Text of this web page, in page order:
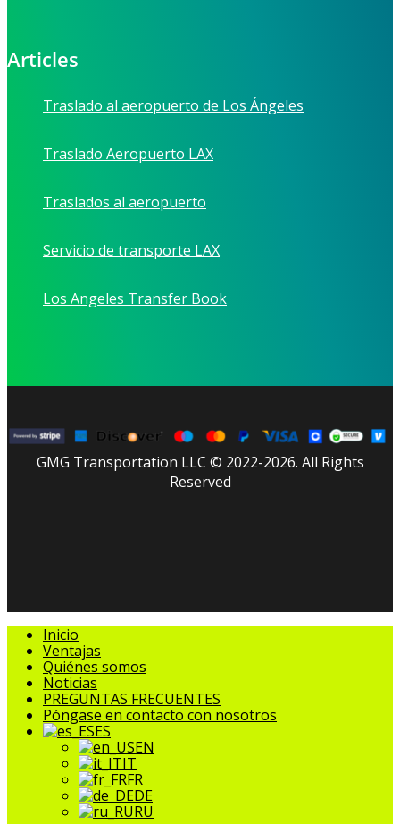
Articles
Traslado al aeropuerto de Los Ángeles
Traslado Aeropuerto LAX
Traslados al aeropuerto
Servicio de transporte LAX
Los Angeles Transfer Book
GMG Transportation LLC © 2022-2026. All Rights
Reserved
Cerrar
Menú
Inicio
Ventajas
Quiénes somos
Noticias
PREGUNTAS FRECUENTES
Póngase en contacto con nosotros
ES
EN
IT
FR
DE
RU